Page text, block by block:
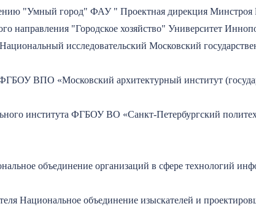
"Умный город" ФАУ " Проектная дирекция Минстроя
направления "Городское хозяйство" Университет
исследовательский Московский
ВПО «Московский архитектурный институт
института ФГБОУ ВО «Санкт-Петербургский
объединение организаций в сфере технологий
Национальное объединение изыскателей и